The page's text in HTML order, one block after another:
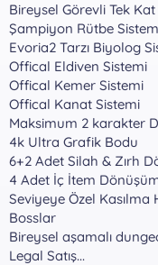
Bireysel Görevli Tek
Şampiyon Rütbe
Evoria2 Tarzı Biyolog
Offical Eldiven Sistemi
Offical Kemer Sistemi
Offical Kanat Sistemi
Maksimum 2 karakter
4k Ultra Grafik Bodu
6+2 Adet Silah & Zırh
4 Adet İç İtem
Seviyeye Özel
Bosslar
Bireysel aşamalı
Legal Satış...